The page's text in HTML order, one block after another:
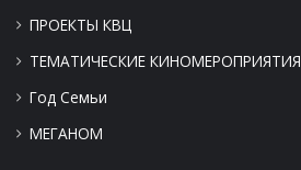
ПРОЕКТЫ КВЦ
ТЕМАТИЧЕСКИЕ КИНОМЕРОПРИЯТИЯ
Год Семьи
МЕГАНОМ